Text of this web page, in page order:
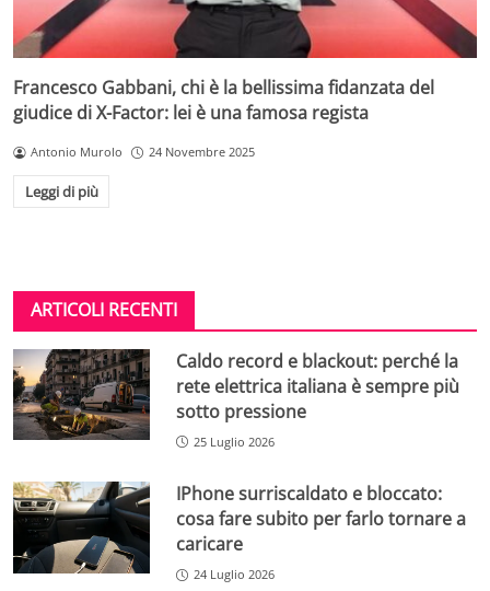
Francesco Gabbani, chi è la bellissima fidanzata del
giudice di X-Factor: lei è una famosa regista
Antonio Murolo 24 Novembre 2025
Leggi di più
ARTICOLI RECENTI
Caldo record e blackout: perché la
rete elettrica italiana è sempre più
sotto pressione
25 Luglio 2026
IPhone surriscaldato e bloccato:
cosa fare subito per farlo tornare a
caricare
24 Luglio 2026